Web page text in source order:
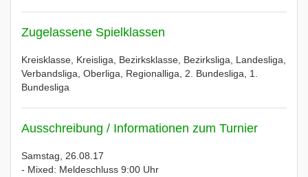
Zugelassene Spielklassen
Kreisklasse, Kreisliga, Bezirksklasse, Bezirksliga, Landesliga,
Verbandsliga, Oberliga, Regionalliga, 2. Bundesliga, 1.
Bundesliga
Ausschreibung / Informationen zum Turnier
Samstag, 26.08.17
- Mixed: Meldeschluss 9:00 Uhr